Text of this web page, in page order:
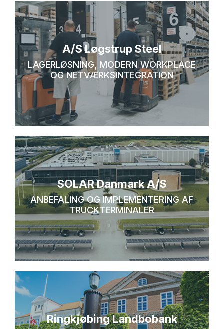
A/S Løgstrup Steel
LAGERLØSNING, MODERN WORKPLACE
OG NETVÆRKSINTEGRATION
SOLAR Danmark A/S
ANBEFALING OG IMPLEMENTERING AF
TRUCKTERMINALER
Ringkjøbing Landbobank